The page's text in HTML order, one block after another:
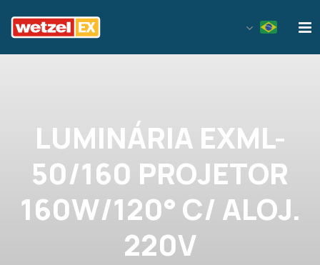
LUMINÁRIA EXML-
50/160 PROJETOR
160W/120° C/ ALOJ.
220V